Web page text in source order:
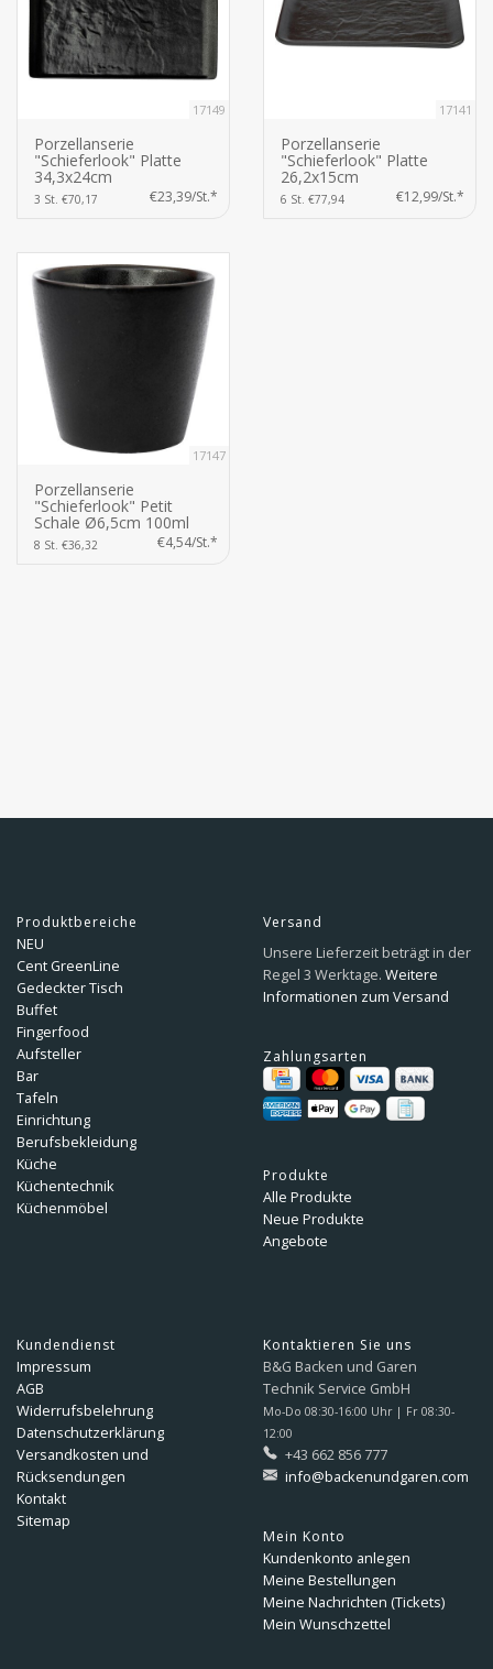
17149
Porzellanserie
"Schieferlook" Platte
34,3x24cm
3 St. €70,17 €23,39/St.*
17141
Porzellanserie
"Schieferlook" Platte
26,2x15cm
6 St. €77,94 €12,99/St.*
17147
Porzellanserie
"Schieferlook" Petit
Schale Ø6,5cm 100ml
8 St. €36,32 €4,54/St.*
Produktbereiche
NEU
Cent GreenLine
Gedeckter Tisch
Buffet
Fingerfood
Aufsteller
Bar
Tafeln
Einrichtung
Berufsbekleidung
Küche
Küchentechnik
Küchenmöbel
Versand
Unsere Lieferzeit beträgt in der
Regel 3 Werktage. Weitere
Informationen zum Versand
Zahlungsarten
Produkte
Alle Produkte
Neue Produkte
Angebote
Kundendienst
Impressum
AGB
Widerrufsbelehrung
Datenschutzerklärung
Versandkosten und
Rücksendungen
Kontakt
Sitemap
Kontaktieren Sie uns
B&G Backen und Garen
Technik Service GmbH
Mo-Do 08:30-16:00 Uhr | Fr 08:30-
12:00
+43 662 856 777
info@backenundgaren.com
Mein Konto
Kundenkonto anlegen
Meine Bestellungen
Meine Nachrichten (Tickets)
Mein Wunschzettel